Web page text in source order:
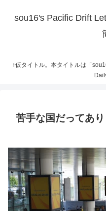
sou16's Pacific Drift
↑仮タイトル。本タイトルは「
苦手な国だってあ